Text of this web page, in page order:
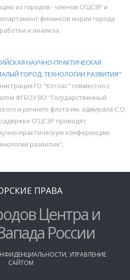
из городов - членов СГЦСЗР и
финансов мэрии города
и анализа.
НАУЧНО-ПРАКТИЧЕСКАЯ
ГОРОД: ТЕХНОЛОГИИ РАЗВИТИЯ"
ГО "Котлас" совместно с
ФГБОУ ВО "Государственный
и речного флота им. адмирала С.О.
СГЦСЗР проводят
практическую конференцию
развития".
ПРАВА
Центра и
России
, УПРАВЛЕНИЕ
САЙТОМ